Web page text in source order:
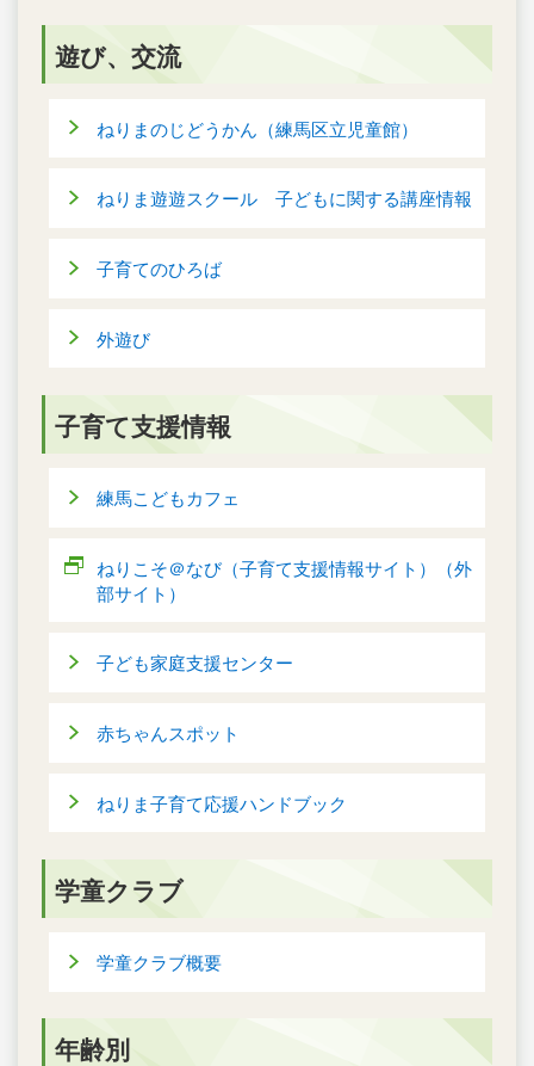
遊び、交流
ねりまのじどうかん（練馬区立児童館）
ねりま遊遊スクール 子どもに関する講座情報
子育てのひろば
外遊び
子育て支援情報
練馬こどもカフェ
ねりこそ＠なび（子育て支援情報サイト）（外
部サイト）
子ども家庭支援センター
赤ちゃんスポット
ねりま子育て応援ハンドブック
学童クラブ
学童クラブ概要
年齢別